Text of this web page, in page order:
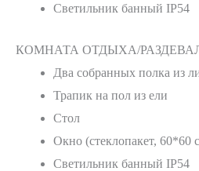
Светильник банный IP54
КОМНАТА ОТДЫХА/
Два собранных полка из
Трапик на пол из ели
Стол
Окно (стеклопакет, 60*60
Светильник банный IP54